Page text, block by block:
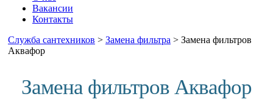
Вакансии
Контакты
Служба сантехников > Замена фильтра > Замена фильтров
Аквафор
Замена фильтров Аквафор